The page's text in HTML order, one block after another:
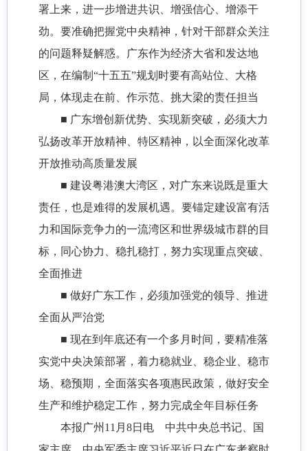
署上来，进一步增进共识、增强信心、增添干
劲。要准确把握党中央精神，针对干部群众关注
的问题释疑解惑。广东作为经济大省和发达地
区，在编制“十五五”规划时要有高站位、大格
局，体现走在前、作示范、挑大梁的责任担当
■ 广东增创新优势、实现新突破，必须大力
弘扬改革开放精神、特区精神，以全面深化改革
开放推动高质量发展
■ 建设粤港澳大湾区，对广东来说既是重大
责任，也是难得的发展机遇。要锚定建设富有活
力和国际竞争力的一流湾区和世界级城市群的目
标，同心协力、稳扎稳打，努力实现重点突破、
全面推进
■ 做好广东工作，必须加强党的领导、推进
全面从严治党
■ 现在到年底还有一个多月时间，要精准落
实党中央决策部署，着力稳就业、稳企业、稳市
场、稳预期，全面落实各项惠民政策，做好安全
生产和维护稳定工作，努力完成全年目标任务
本报广州11月8日电 中共中央总书记、国